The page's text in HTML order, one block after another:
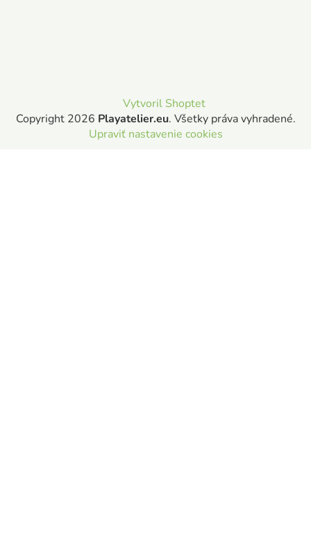
Vytvoril Shoptet
Copyright 2026 Playatelier.eu. Všetky práva vyhradené.
Upraviť nastavenie cookies